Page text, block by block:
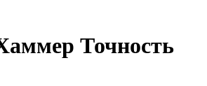
Точность